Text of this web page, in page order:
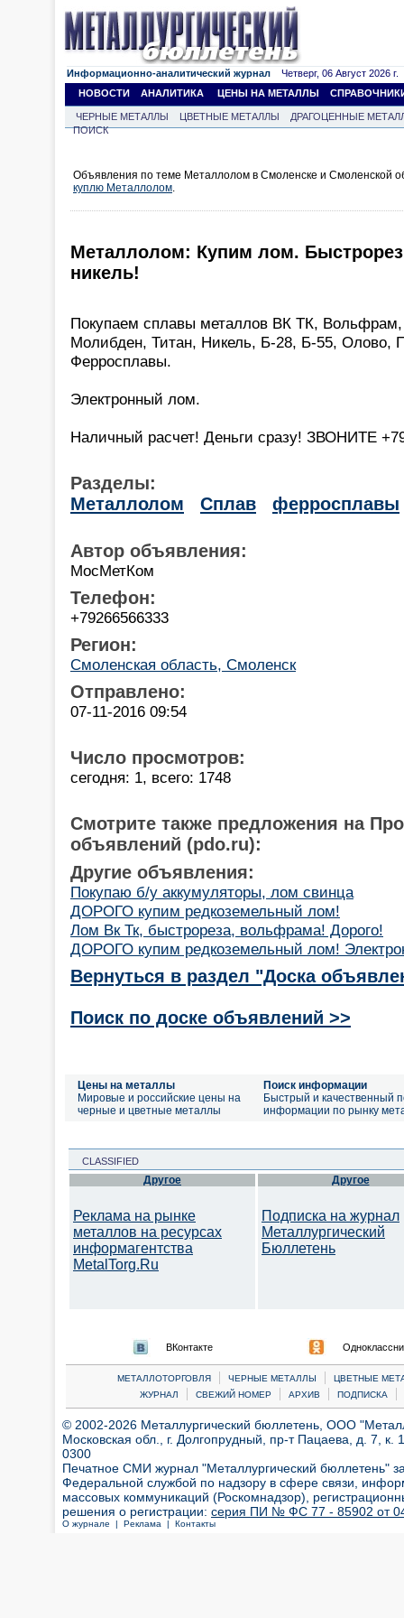
Информационно-аналитический журнал Четверг, 06 Август 2026 г.
НОВОСТИ
АНАЛИТИКА ЦЕНЫ НА МЕТАЛЛЫ
ЧЕРНЫЕ МЕТАЛЛЫ ЦВЕТНЫЕ МЕТАЛЛЫ
ДРАГОЦЕННЫЕ
ПОИСК
Объявления по теме Металлолом в Смоленске и Смоленской
куплю Металлолом.
Металлолом: Купим лом.
никель!
Покупаем сплавы металлов ВК ТК,
Молибден, Титан, Никель, Б-28, Б-55, Олово,
Ферросплавы.
Электронный лом.
Наличный расчет! Деньги сразу! ЗВОНИТЕ
Разделы:
Металлолом
Сплав ферросплавы
Автор объявления:
МосМетКом
Телефон:
+79266566333
Регион:
Смоленская область, Смоленск
Отправлено:
07-11-2016 09:54
Число просмотров:
сегодня: 1, всего: 1748
Смотрите также предложения на
объявлений (pdo.ru):
Другие объявления:
Покупаю б/у аккумуляторы, лом свинца
ДОРОГО купим редкоземельный лом!
Лом Вк Тк, быстрореза, вольфрама! Дорого!
ДОРОГО купим редкоземельный лом!
Вернуться в раздел "Доска
Поиск по доске объявлений >>
Цены на металлы
Мировые и российские цены на
черные и цветные металлы
Поиск информации
Быстрый и качественный
информации по рынку
CLASSIFIED
Другое
Реклама на рынке
металлов на ресурсах
информагентства
MetalTorg.Ru
Другое
Подписка на журнал
Металлургический
Бюллетень
ВКонтакте
МЕТАЛЛОТОРГОВЛЯ | ЧЕРНЫЕ МЕТАЛЛЫ |
ЦВЕТНЫЕ
ЖУРНАЛ
| СВЕЖИЙ НОМЕР | АРХИВ | ПОДПИСКА |
© 2002-2026 Металлургический бюллетень, ООО
Московская обл., г. Долгопрудный, пр-т Пацаева, д. 7,
0300
Печатное СМИ журнал "Металлургический бюллетень"
Федеральной службой по надзору в сфере связи,
массовых коммуникаций (Роскомнадзор),
решения о регистрации: серия ПИ № ФС 77 - 85902 от 04
О журнале | Реклама | Контакты